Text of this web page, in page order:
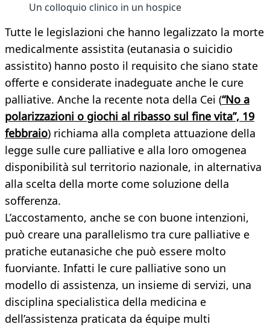
Un colloquio clinico in un hospice
Tutte le legislazioni che hanno legalizzato la morte
medicalmente assistita (eutanasia o suicidio
assistito) hanno posto il requisito che siano state
offerte e considerate inadeguate anche le cure
palliative. Anche la recente nota della Cei (“No a
polarizzazioni o giochi al ribasso sul fine vita”, 19
febbraio) richiama alla completa attuazione della
legge sulle cure palliative e alla loro omogenea
disponibilità sul territorio nazionale, in alternativa
alla scelta della morte come soluzione della
sofferenza.
L’accostamento, anche se con buone intenzioni,
può creare una parallelismo tra cure palliative e
pratiche eutanasiche che può essere molto
fuorviante. Infatti le cure palliative sono un
modello di assistenza, un insieme di servizi, una
disciplina specialistica della medicina e
dell’assistenza praticata da équipe multi